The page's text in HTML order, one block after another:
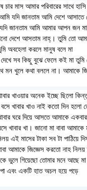
চার মাস আমার পরিবারের সাথে
যদি জানতাম আমি দেশে
জানতাম আমি আমার আপন জন
দেশে আসতাম নাহ্। তুমি তো
অবহেলা করলে মানুষ বলে মা
সব কিছু বুঝে ফেলে কই মা
মন খুলে কথা বললে না। আমাকে
খাওয়ার অনেক ইচ্ছে ছিলো
খাবার খাও নাই কতো দিন হলো
ঘরে দিয়ে আসতে আমাকে
খাবার খা। জানো মা বাবা আমাকে
এই মাসের টাকা সব টা পাঠিয়ে
আমাকে জিজ্ঞেস করতো নাহ
ভুলে গিয়েছো তোমার মনে আছে
এবং একটি হাত অচল হয়ে পড়ে